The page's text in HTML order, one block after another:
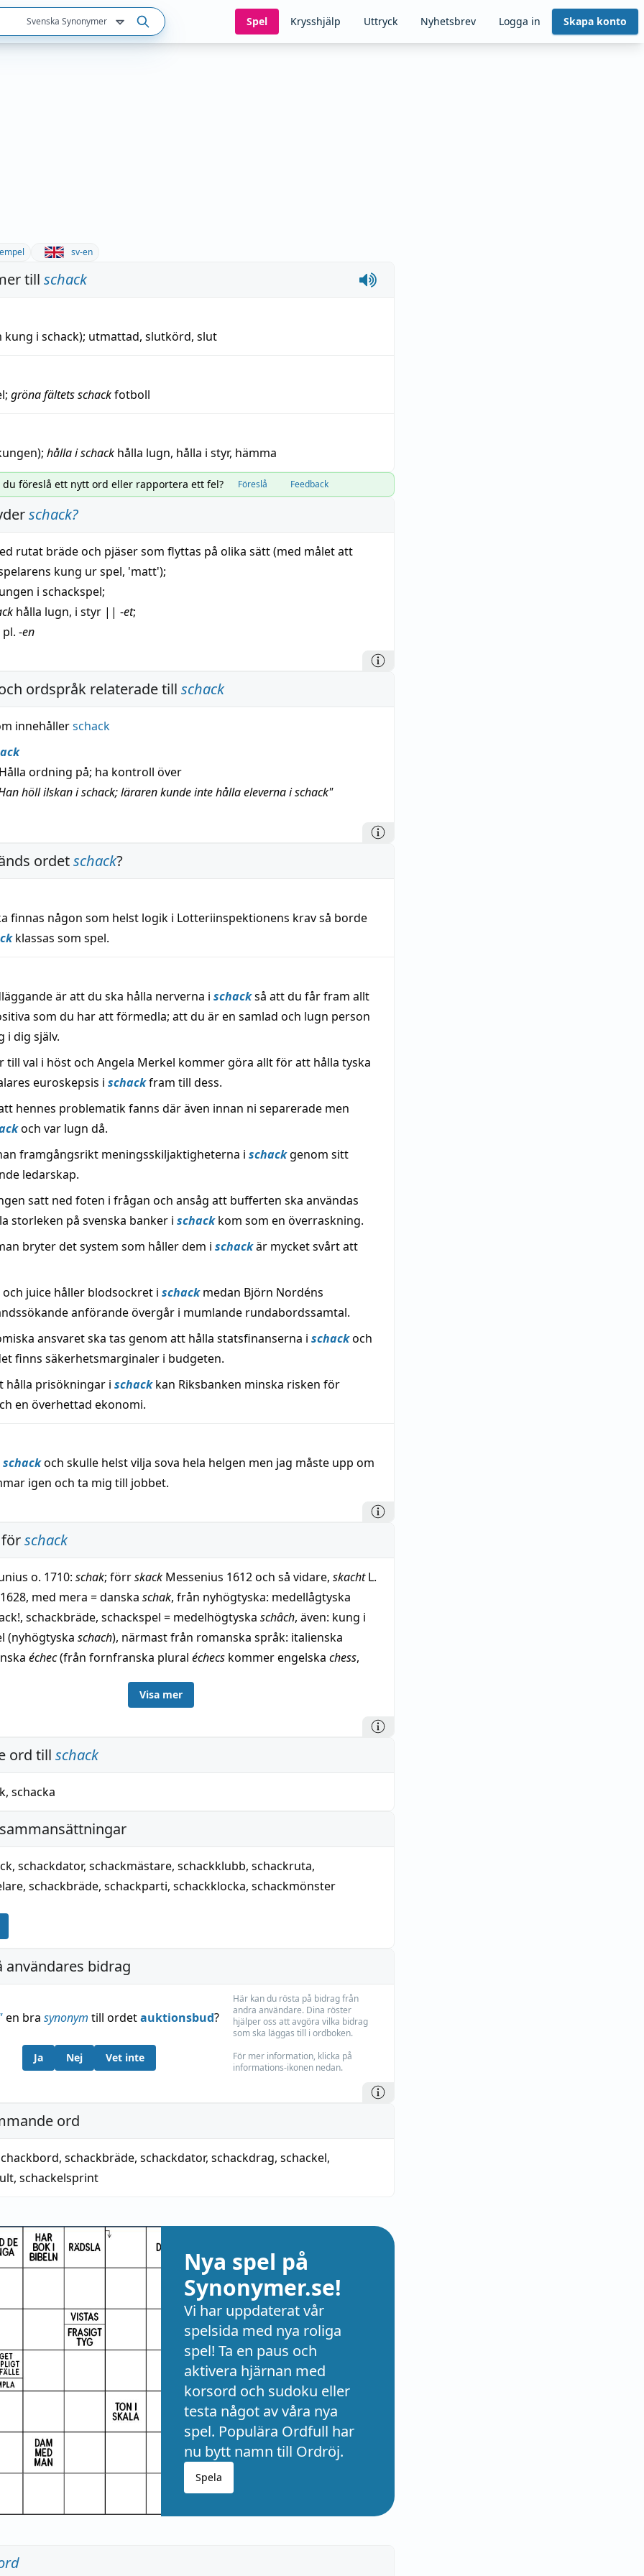
Svenska Synonymer Spel Krysshjälp Uttryck Nyhetsbrev Logga in Skapa konto
sv-en
till schack
kung i schack); utmattad, slutkörd, slut
; gröna fältets schackfotboll
); hålla i schack hålla lugn, hålla i styr, hämma
du föreslå ett nytt ord eller rapportera ett fel? Föreslå Feedback
schack?
rutat brädeoch pjäser som flyttas på olika sätt(med målet att
kung urspel, 'matt');
i schackspel;
hålla lugn, i styr || -et;
pl. -en
ordspråk relaterade till schack
innehållerschack
Hålla ordning på; ha kontroll över
höll ilskan i schack; läraren kunde inte hålla eleverna i schack"
ordetschack?
finnas någon som helst logik i Lotteriinspektionens krav så borde
klassas som spel.
är att du ska hålla nerverna i schackså att du får fram allt
som du har att förmedla; att du är en samlad och lugn person
i dig själv.
till val i höst och Angela Merkel kommer göra allt för att hålla tyska
euroskepsis i schackfram till dess.
hennes problematik fanns där även innan ni separerade men
och var lugn då.
framgångsrikt meningsskiljaktigheterna i schackgenom sitt
ledarskap.
satt ned foten i frågan och ansåg att bufferten ska användas
storleken på svenska banker i schackkom som en överraskning.
bryter det system som håller dem i schackär mycket svårt att
juice håller blodsockret i schackmedan Björn Nordéns
anförande övergår i mumlande rundabordssamtal.
ansvaret ska tas genom att hålla statsfinanserna i schackoch
finns säkerhetsmarginaler i budgeten.
hålla prisökningar i schackkan Riksbanken minska risken för
en överhettad ekonomi.
schackoch skulle helst vilja sova hela helgen men jag måste upp om
igen och ta mig till jobbet.
schack
o. 1710: schak; förrskack Messenius 1612 och så vidare, skachtL.
med mera = danska schak, från nyhögtyska: medellågtyska
schackbräde, schackspel = medelhögtyska schâch, även: kung i
(nyhögtyska schach), närmast från romanska språk: italienska
échec(från fornfranska plural échecs kommer engelska chess,
med skäck. — Äldre lån: fornsvenska
i danska, från nyhögtyska
Visa mer
ord till schack
, schacka
, schackdator, schackmästare, schackklubb, schackruta,
, schackbräde, schackparti, schackklocka, schackmönster
användares bidrag
en bra synonym till ordetauktionsbud?
Ja Nej Vet inte
Här kan du rösta på bidrag från
andra användare. Dina röster
hjälper oss att avgöra vilka bidrag
som ska läggas till i ordboken.
För mer information, klicka på
informations-ikonen nedan.
ord
, schackbräde, schackdator, schackdrag, schackel,
, schackelsprint
Nya spel på
Synonymer.se!
Vi har uppdaterat vår
spelsida med nya roliga
spel! Ta en paus och
aktivera hjärnan med
korsord och sudoku eller
testa något av våra nya
spel. Populära Ordfull har
nu bytt namn till Ordröj.
Spela